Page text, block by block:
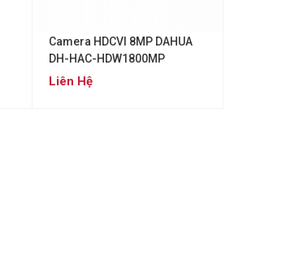
Camera HDCVI 8MP DAHUA
DH-HAC-HDW1800MP
Liên Hệ